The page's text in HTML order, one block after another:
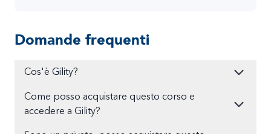
Domande frequenti
Cos'è Gility?
Come posso acquistare questo corso e
accedere a Gility?